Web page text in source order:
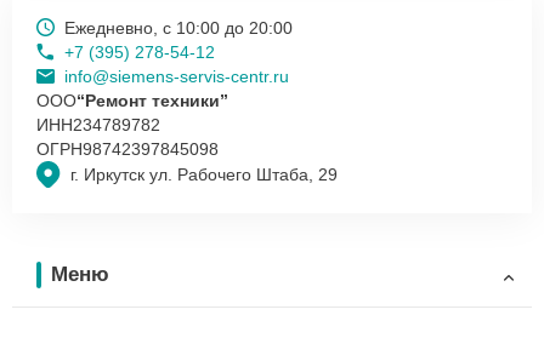
г. Иркутск ул. Рабочего Штаба, 29
Ежедневно, с 10:00 до 20:00
+7 (395) 278-54-12
info@siemens-servis-centr.ru
ООО“Ремонт техники”
ИНН234789782
ОГРН98742397845098
Меню